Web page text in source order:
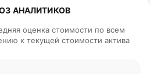
АНАЛИТИКОВ
оценка стоимости по всем
к текущей стоимости актива